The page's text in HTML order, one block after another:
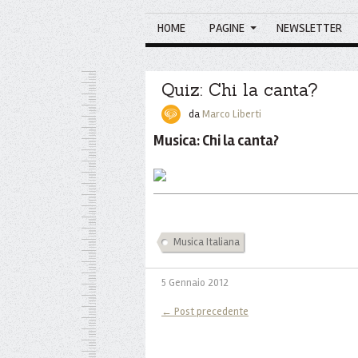
HOME PAGINE NEWSLETTER
Quiz: Chi la canta?
daMarco Liberti
Musica: Chi la canta?
Musica Italiana
5 Gennaio 2012
← Post precedente